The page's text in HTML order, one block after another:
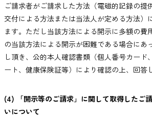
ご請求者がご請求した方法（電磁的記録の提
交付による方法または当法人が定める方法）
ます。ただし当該方法による開示に多額の費
の当該方法による開示が困難である場合にあ
し頂き、公的本人確認書類（個人番号カード
ート、健康保険証等）により確認の上、回答
(4) 「開示等のご請求」に関して取得したご
いについて